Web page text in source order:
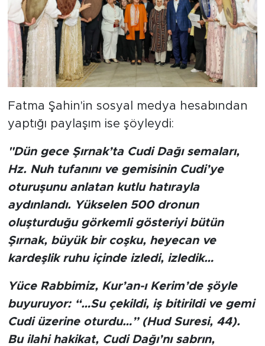
Fatma Şahin'in sosyal medya hesabından
yaptığı paylaşım ise şöyleydi:
"Dün gece Şırnak’ta Cudi Dağı semaları,
Hz. Nuh tufanını ve gemisinin Cudi’ye
oturuşunu anlatan kutlu hatırayla
aydınlandı. Yükselen 500 dronun
oluşturduğu görkemli gösteriyi bütün
Şırnak, büyük bir coşku, heyecan ve
kardeşlik ruhu içinde izledi, izledik…
Yüce Rabbimiz, Kur’an-ı Kerim’de şöyle
buyuruyor: “…Su çekildi, iş bitirildi ve gemi
Cudi üzerine oturdu…” (Hud Suresi, 44).
Bu ilahi hakikat, Cudi Dağı’nı sabrın,